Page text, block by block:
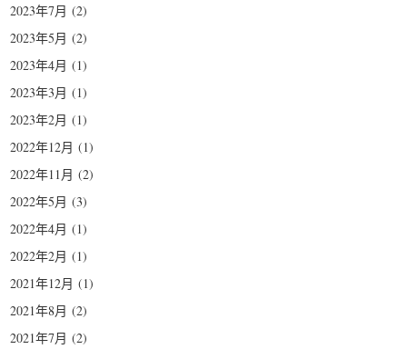
2023年7月 (2)
2023年5月 (2)
2023年4月 (1)
2023年3月 (1)
2023年2月 (1)
2022年12月 (1)
2022年11月 (2)
2022年5月 (3)
2022年4月 (1)
2022年2月 (1)
2021年12月 (1)
2021年8月 (2)
2021年7月 (2)